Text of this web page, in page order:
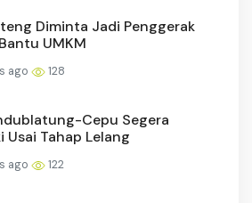
Diminta Jadi Penggerak
UMKM
ago 128
Cepu Segera
Usai Tahap Lelang
ago 122